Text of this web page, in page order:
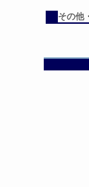
その他